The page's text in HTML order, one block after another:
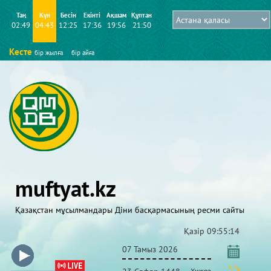
Таң
02:49
Күн
04:43
Бесін
12:25
Екінті
17:36
Ақшам
19:56
Құптан
21:50
Кесте бір жылға бір айға
muftyat.kz
Қазақстан мұсылмандары Діни басқармасының ресми сайты
Қазір 09:55:14
07 Тамыз 2026